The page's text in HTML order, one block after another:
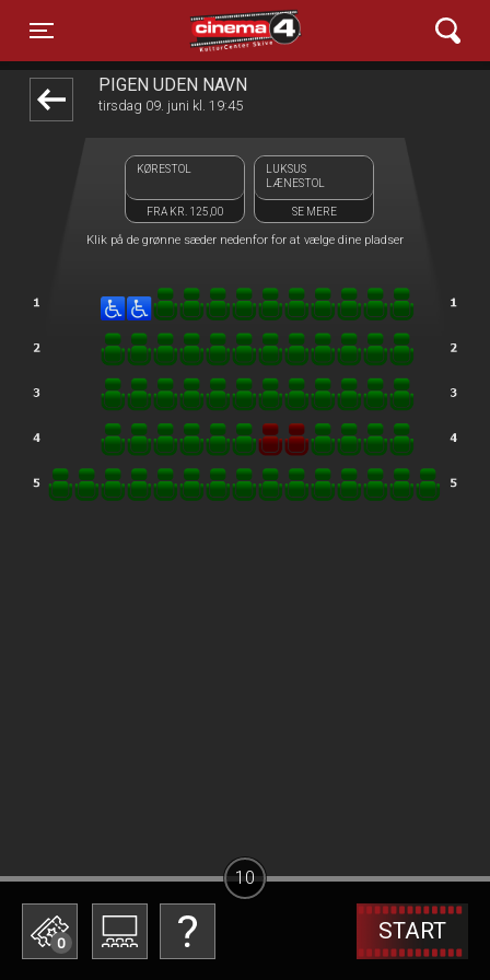
Toggle navigation
Cinema4
PIGEN UDEN NAVN
tirsdag 09. juni kl. 19:45
KØRESTOL
FRA KR. 125,00
LUKSUS
LÆNESTOL
SE MERE
Klik på de grønne sæder nedenfor for at vælge dine pladser
0 START
10
front05-temp 053236